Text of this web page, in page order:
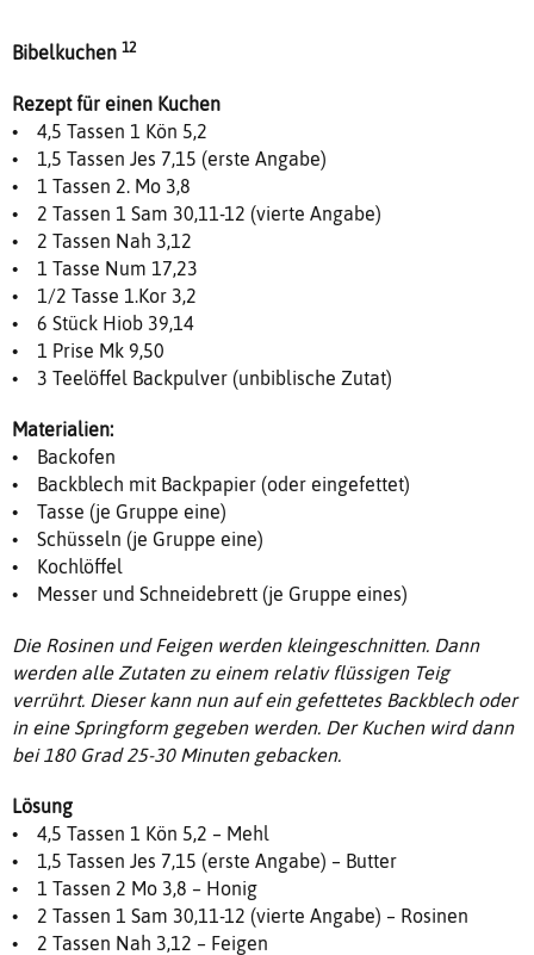
Bibelkuchen 12
Rezept für einen Kuchen
• 4,5 Tassen 1 Kön 5,2
• 1,5 Tassen Jes 7,15 (erste Angabe)
• 1 Tassen 2. Mo 3,8
• 2 Tassen 1 Sam 30,11-12 (vierte Angabe)
• 2 Tassen Nah 3,12
• 1 Tasse Num 17,23
• 1/2 Tasse 1.Kor 3,2
• 6 Stück Hiob 39,14
• 1 Prise Mk 9,50
• 3 Teelöffel Backpulver (unbiblische Zutat)
Materialien:
• Backofen
• Backblech mit Backpapier (oder eingefettet)
• Tasse (je Gruppe eine)
• Schüsseln (je Gruppe eine)
• Kochlöffel
• Messer und Schneidebrett (je Gruppe eines)
Die Rosinen und Feigen werden kleingeschnitten. Dann
werden alle Zutaten zu einem relativ flüssigen Teig
verrührt. Dieser kann nun auf ein gefettetes Backblech oder
in eine Springform gegeben werden. Der Kuchen wird dann
bei 180 Grad 25-30 Minuten gebacken.
Lösung
• 4,5 Tassen 1 Kön 5,2 – Mehl
• 1,5 Tassen Jes 7,15 (erste Angabe) – Butter
• 1 Tassen 2 Mo 3,8 – Honig
• 2 Tassen 1 Sam 30,11-12 (vierte Angabe) – Rosinen
• 2 Tassen Nah 3,12 – Feigen